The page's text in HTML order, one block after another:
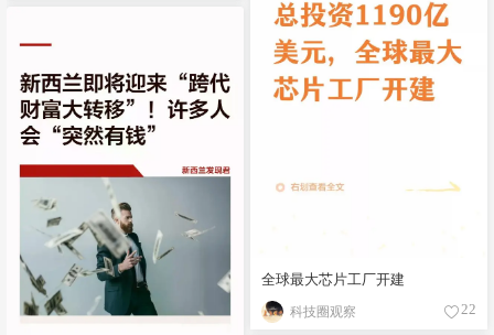
全球最大芯片工厂开建
科技圈观察 22